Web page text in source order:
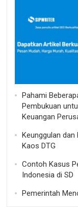
Pahami
Pembukuan
Keuangan
Keunggulan
Kaos DTG
Contoh Kasus
Indonesia di SD
Pemerintah